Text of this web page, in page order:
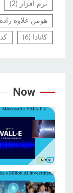
نرم افزار (2)
هومن علاوه زاده
کانادا (6)
Now